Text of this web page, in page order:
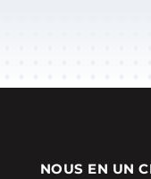
NOUS EN UN